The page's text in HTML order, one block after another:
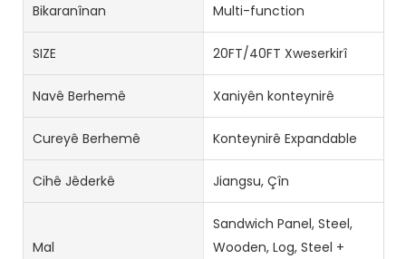
Bikaranînan Multi-function
SIZE 20FT/40FT Xweserkirî
Navê Berhemê Xaniyên konteynirê
Cureyê Berhemê Konteynirê Expandable
Cihê Jêderkê Jiangsu, Çîn
Mal
Sandwich Panel, Steel,
Wooden, Log, Steel +